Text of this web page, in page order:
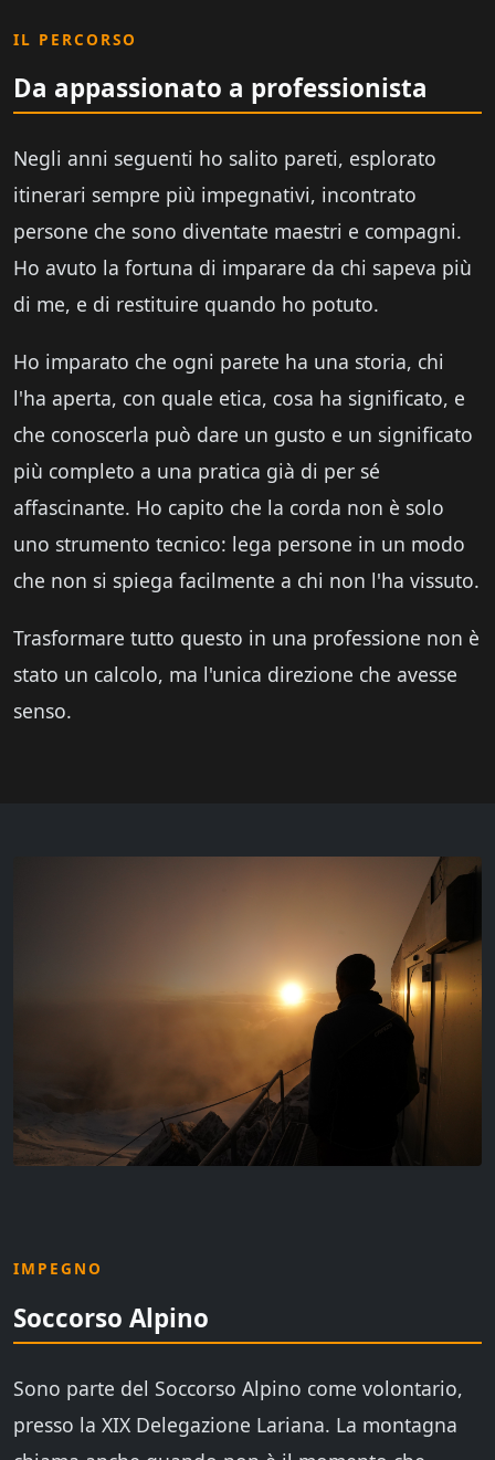
IL PERCORSO
Da appassionato a professionista
Negli anni seguenti ho salito pareti, esplorato
itinerari sempre più impegnativi, incontrato
persone che sono diventate maestri e compagni.
Ho avuto la fortuna di imparare da chi sapeva più
di me, e di restituire quando ho potuto.
Ho imparato che ogni parete ha una storia, chi
l'ha aperta, con quale etica, cosa ha significato, e
che conoscerla può dare un gusto e un significato
più completo a una pratica già di per sé
affascinante. Ho capito che la corda non è solo
uno strumento tecnico: lega persone in un modo
che non si spiega facilmente a chi non l'ha vissuto.
Trasformare tutto questo in una professione non è
stato un calcolo, ma l'unica direzione che avesse
senso.
IMPEGNO
Soccorso Alpino
Sono parte del Soccorso Alpino come volontario,
presso la XIX Delegazione Lariana. La montagna